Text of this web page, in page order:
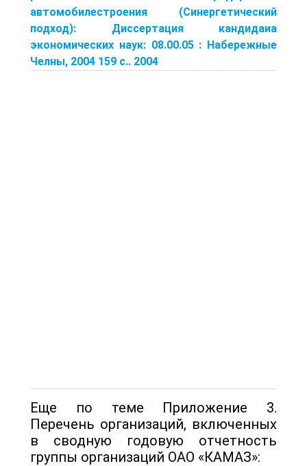
автомобилестроения (Синергетический
подход): Диссертация кандидаиа
экономических наук: 08.00.05 : Набережные
Челны, 2004 159 c.. 2004
Еще по теме Приложение 3.
Перечень организаций, включенных
в сводную годовую отчетность
группы организаций ОАО «КАМАЗ»: